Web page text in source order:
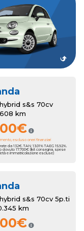
garanzia di casa
modelli usati
Auto.
puoi scegliere di
s&s 70cv
km
escluso oneri finanziari
da 132€. TAN 13.01% TAEG 15.92%.
dovuto 17.700€ (kit consegna, spese
e immatricolazione escluse)
s&s 70cv 5p.ti
km